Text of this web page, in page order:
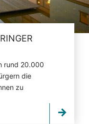
rund 20.000
die
zu